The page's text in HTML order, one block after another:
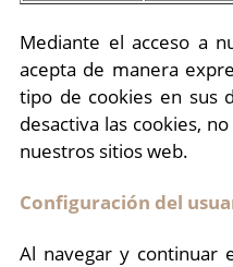
Mediante el acceso a
acepta de manera
tipo de cookies en sus
desactiva las cookies,
nuestros sitios web.
Configuración del
Al navegar y continuar